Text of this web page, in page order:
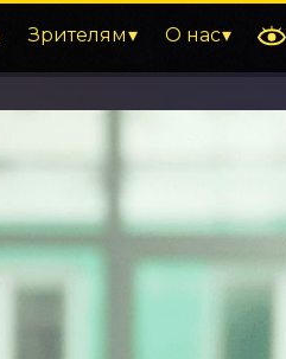
Зрителям О нас